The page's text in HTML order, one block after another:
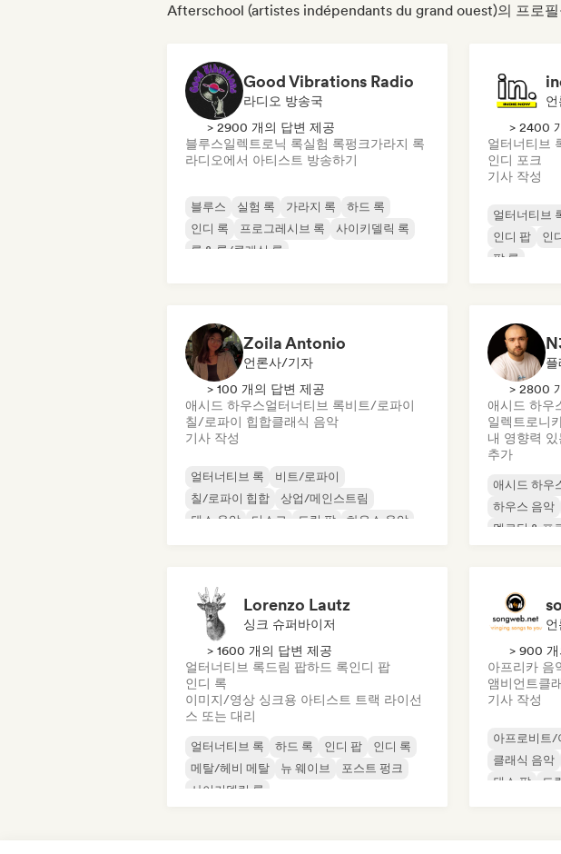
Afterschool (artistes indépendants du grand ouest)의 프로
Good Vibrations Radio
라디오 방송국
> 2900 개의 답변 제공
블루스일렉트로닉 록실험 록펑크가라지 록
라디오에서 아티스트 방송하기
블루스 실험 록 가라지 록
하드 록
인디 록
프로그레시브 록
사이키델릭 록
록 & 롤/클래식 록
> 2400
얼터너티브
인디 포크
기사 작성
얼터너티브
인디 팝
인
팝 록
Zoila Antonio
언론사/기자
> 100 개의 답변 제공
애시드 하우스얼터너티브 록비트/로파이
칠/로파이 힙합클래식 음악
기사 작성
얼터너티브 록
비트/로파이
칠/로파이 힙합
상업/메인스트림
댄스 음악
디스코 드림 팝 하우스 음악
> 2800
애시드 하우
일렉트로니
내 영향력
추가
애시드 하우
하우스 음악
멜로딕 & 프
Lorenzo Lautz
싱크 슈퍼바이저
> 1600 개의 답변 제공
얼터너티브 록드림 팝하드 록인디 팝
인디 록
이미지/영상 싱크용 아티스트 트랙 라이선
스 또는 대리
얼터너티브 록 하드 록 인디 팝
인디 록
메탈/헤비 메탈
뉴 웨이브
포스트 펑크
사이키델릭 록
> 900
아프리카 음
앰비언트클
기사 작성
아프로비트/
클래식 음악
댄스 팝
드